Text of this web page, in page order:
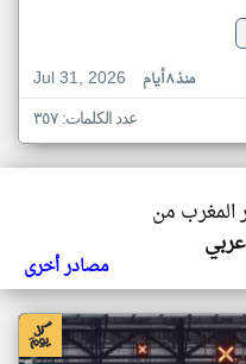
Jul 31, 2026
منذ ٨ أيام
عدد الكلمات: ٣٥٧
المغرب من
مصادر أخرى